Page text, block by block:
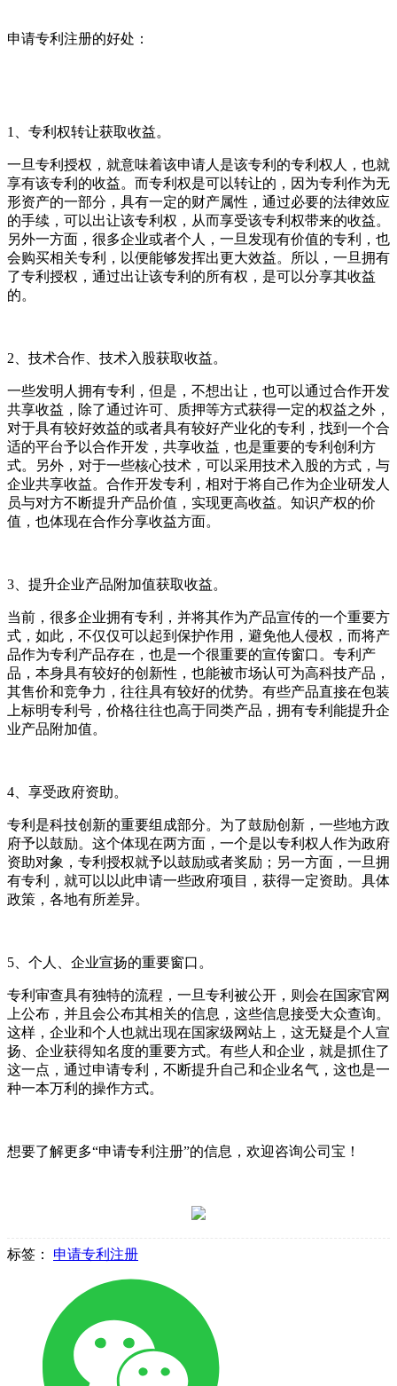
申请专利注册的好处：
1、专利权转让获取收益。
一旦专利授权，就意味着该申请人是该专利的专利权人，也就
享有该专利的收益。而专利权是可以转让的，因为专利作为无
形资产的一部分，具有一定的财产属性，通过必要的法律效应
的手续，可以出让该专利权，从而享受该专利权带来的收益。
另外一方面，很多企业或者个人，一旦发现有价值的专利，也
会购买相关专利，以便能够发挥出更大效益。所以，一旦拥有
了专利授权，通过出让该专利的所有权，是可以分享其收益
的。
2、技术合作、技术入股获取收益。
一些发明人拥有专利，但是，不想出让，也可以通过合作开发
共享收益，除了通过许可、质押等方式获得一定的权益之外，
对于具有较好效益的或者具有较好产业化的专利，找到一个合
适的平台予以合作开发，共享收益，也是重要的专利创利方
式。另外，对于一些核心技术，可以采用技术入股的方式，与
企业共享收益。合作开发专利，相对于将自己作为企业研发人
员与对方不断提升产品价值，实现更高收益。知识产权的价
值，也体现在合作分享收益方面。
3、提升企业产品附加值获取收益。
当前，很多企业拥有专利，并将其作为产品宣传的一个重要方
式，如此，不仅仅可以起到保护作用，避免他人侵权，而将产
品作为专利产品存在，也是一个很重要的宣传窗口。专利产
品，本身具有较好的创新性，也能被市场认可为高科技产品，
其售价和竞争力，往往具有较好的优势。有些产品直接在包装
上标明专利号，价格往往也高于同类产品，拥有专利能提升企
业产品附加值。
4、享受政府资助。
专利是科技创新的重要组成部分。为了鼓励创新，一些地方政
府予以鼓励。这个体现在两方面，一个是以专利权人作为政府
资助对象，专利授权就予以鼓励或者奖励；另一方面，一旦拥
有专利，就可以以此申请一些政府项目，获得一定资助。具体
政策，各地有所差异。
5、个人、企业宣扬的重要窗口。
专利审查具有独特的流程，一旦专利被公开，则会在国家官网
上公布，并且会公布其相关的信息，这些信息接受大众查询。
这样，企业和个人也就出现在国家级网站上，这无疑是个人宣
扬、企业获得知名度的重要方式。有些人和企业，就是抓住了
这一点，通过申请专利，不断提升自己和企业名气，这也是一
种一本万利的操作方式。
想要了解更多“申请专利注册”的信息，欢迎咨询公司宝！
标签： 申请专利注册